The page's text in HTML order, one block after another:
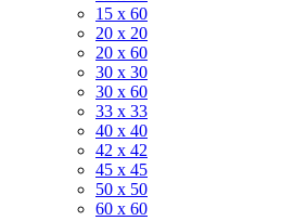
15 x 60
20 х 20
20 x 60
30 х 30
30 x 60
33 x 33
40 х 40
42 x 42
45 x 45
50 x 50
60 х 60